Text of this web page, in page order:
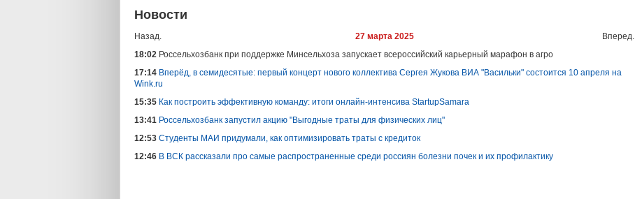
Новости
Назад. 27 марта 2025
Вперед.
18:02 Россельхозбанк при поддержке Минсельхоза запускает всероссийский карьерный марафон в агро
17:14 Вперёд, в семидесятые: первый концерт нового коллектива Сергея Жукова ВИА "Васильки" состоится 10 апреля на
Wink.ru
15:35 Как построить эффективную команду: итоги онлайн-интенсива StartupSamara
13:41 Россельхозбанк запустил акцию "Выгодные траты для физических лиц"
12:53 Студенты МАИ придумали, как оптимизировать траты с кредиток
12:46 В ВСК рассказали про самые распространенные среди россиян болезни почек и их профилактику